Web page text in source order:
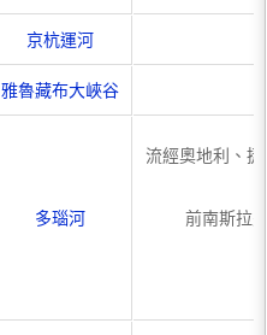
京杭運河
雅魯藏布大峽谷
多瑙河
流經奧地利、
前南斯拉